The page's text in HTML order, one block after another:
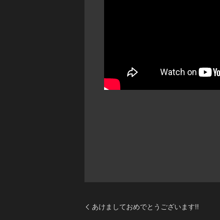
あけましておめでとうございます!!